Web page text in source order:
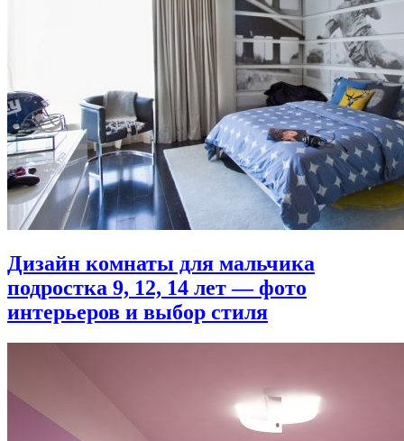
Дизайн комнаты для мальчика
подростка 9, 12, 14 лет — фото
интерьеров и выбор стиля